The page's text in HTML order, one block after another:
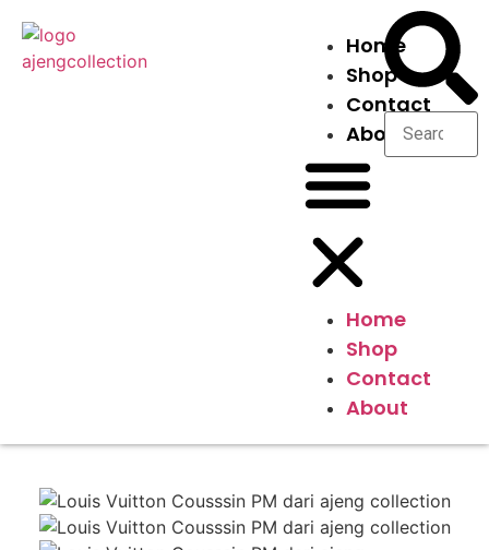
Home
Shop
Contact
About
Home
Shop
Contact
About